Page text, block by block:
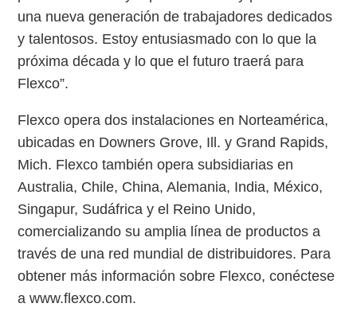
una nueva generación de trabajadores dedicados
y talentosos. Estoy entusiasmado con lo que la
próxima década y lo que el futuro traerá para
Flexco”.
Flexco opera dos instalaciones en Norteamérica,
ubicadas en Downers Grove, Ill. y Grand Rapids,
Mich. Flexco también opera subsidiarias en
Australia, Chile, China, Alemania, India, México,
Singapur, Sudáfrica y el Reino Unido,
comercializando su amplia línea de productos a
través de una red mundial de distribuidores. Para
obtener más información sobre Flexco, conéctese
a www.flexco.com.